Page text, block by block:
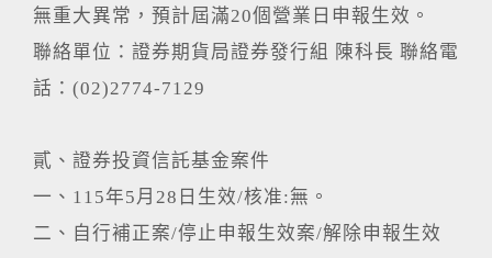
無重大異常，預計屆滿20個營業日申報生效。
聯絡單位：證券期貨局證券發行組 陳科長 聯絡電
話：(02)2774-7129
貳、證券投資信託基金案件
一、115年5月28日生效/核准:無。
二、自行補正案/停止申報生效案/解除申報生效